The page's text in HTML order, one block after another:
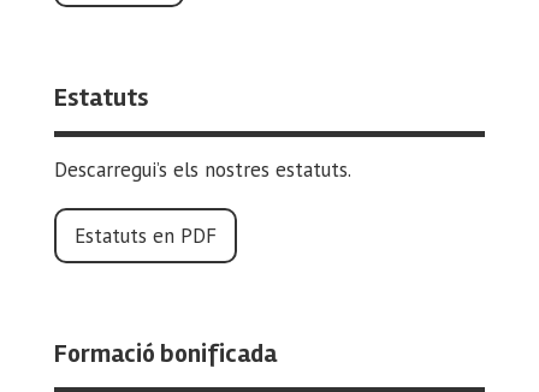
Estatuts
Descarregui’s els nostres estatuts.
Estatuts en PDF
Formació bonificada